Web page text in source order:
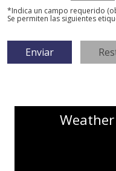
*Indica un campo requerido
Se permiten las siguientes